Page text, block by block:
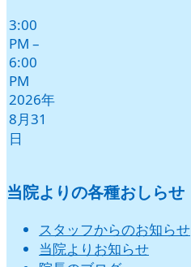
3:00
PM –
6:00
PM
2026年
8月31
日
当院よりの各種おしらせ
スタッフからのお知らせ
当院よりお知らせ